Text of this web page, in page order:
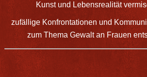
Kunst und Lebensrealität
zufällige Konfrontationen und
zum Thema Gewalt an Frauen